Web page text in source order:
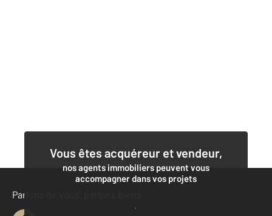
Vous êtes acquéreur et vendeur,
nos agents immobiliers peuvent vous
accompagner dans vos projets
Contacter l'agence
Parlons de vous, parlons biens